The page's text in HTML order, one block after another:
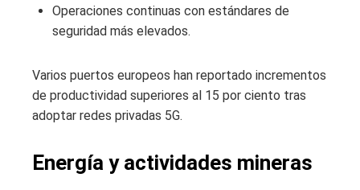
Operaciones continuas con estándares de
seguridad más elevados.
Varios puertos europeos han reportado incrementos
de productividad superiores al 15 por ciento tras
adoptar redes privadas 5G.
Energía y actividades mineras